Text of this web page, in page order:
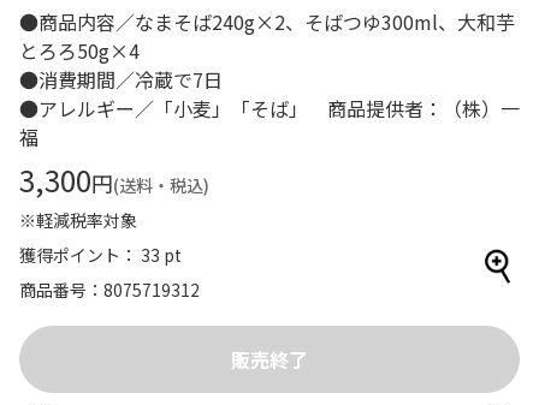
●商品内容／なまそば240g×2、そばつゆ300ml、大和芋
とろろ50g×4
●消費期間／冷蔵で7日
●アレルギー／「小麦」「そば」 商品提供者：（株）一
福
3,300円(送料・税込)
※軽減税率対象
獲得ポイント： 33 pt
商品番号
8075719312